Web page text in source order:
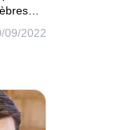
09/2022